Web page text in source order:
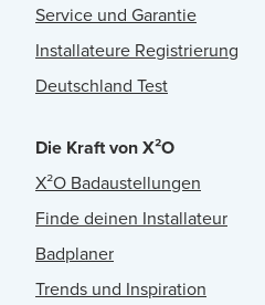
Service und Garantie
Installateure Registrierung
Deutschland Test
Die Kraft von X²O
X²O Badaustellungen
Finde deinen Installateur
Badplaner
Trends und Inspiration